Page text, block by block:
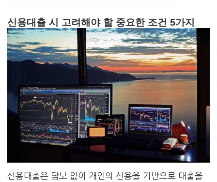
신용대출 시 고려해야 할 중요한 조건 5가지
신용대출은 담보 없이 개인의 신용을 기반으로 대출을